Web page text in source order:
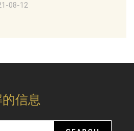
08-12
信息